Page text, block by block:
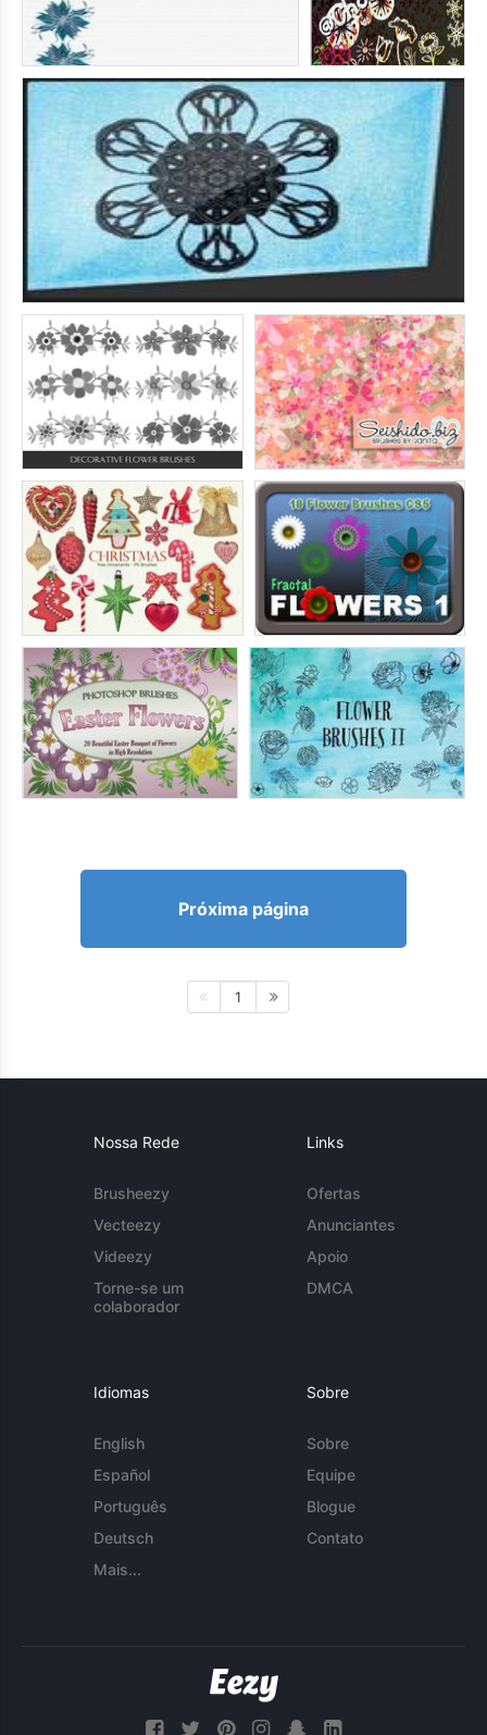
Próxima página
1
Nossa Rede
Brusheezy
Vecteezy
Videezy
Torne-se um
colaborador
Links
Ofertas
Anunciantes
Apoio
DMCA
Idiomas
English
Español
Português
Deutsch
Mais...
Sobre
Sobre
Equipe
Blogue
Contato